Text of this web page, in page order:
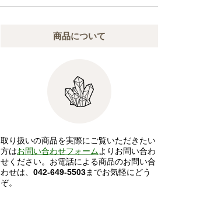
商品について
取り扱いの商品を実際にご覧いただきたい
方はお問い合わせフォームよりお問い合わ
せください。お電話による商品のお問い合
わせは、 042-649-5503までお気軽にどう
ぞ。